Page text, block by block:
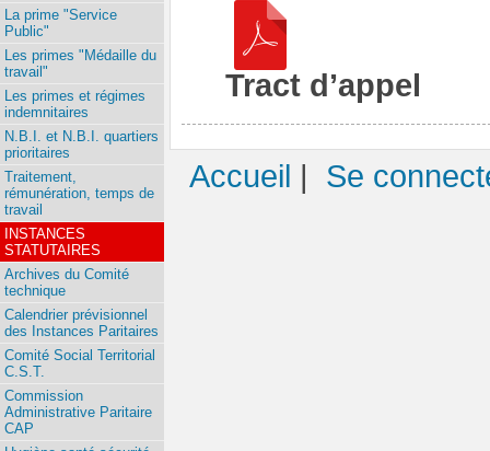
Tract d’appel
La prime "Service
Public"
Les primes "Médaille du
travail"
Les primes et régimes
indemnitaires
N.B.I. et N.B.I. quartiers
prioritaires
Traitement,
rémunération, temps de
travail
INSTANCES
STATUTAIRES
Archives du Comité
technique
Calendrier prévisionnel
des Instances Paritaires
Comité Social Territorial
C.S.T.
Commission
Administrative Paritaire
CAP
Accueil | Se